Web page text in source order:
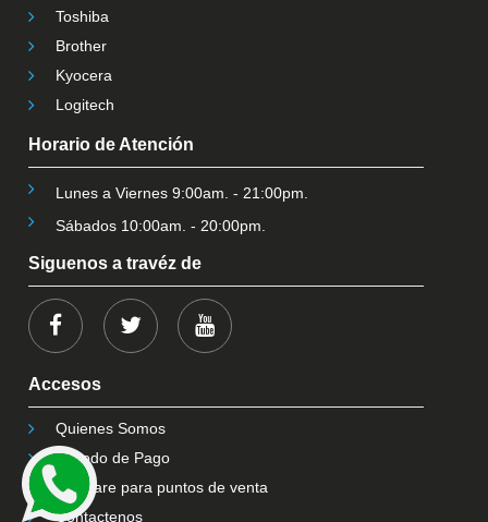
Toshiba
Brother
Kyocera
Logitech
Horario de Atención
Lunes a Viernes 9:00am. - 21:00pm.
Sábados 10:00am. - 20:00pm.
Siguenos a travéz de
Accesos
Quienes Somos
Metodo de Pago
Software para puntos de venta
Contactenos